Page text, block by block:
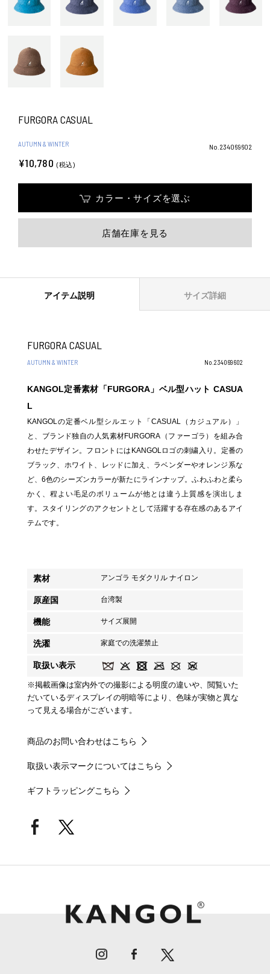
FURGORA CASUAL
AUTUMN & WINTER No.234069602
¥10,780 (税込)
カラー・サイズを選ぶ
店舗在庫を見る
アイテム説明 サイズ詳細
FURGORA CASUAL
AUTUMN & WINTER No.234069602
KANGOL定番素材「FURGORA」ベル型ハット CASUA
L
KANGOLの定番ベル型シルエット「CASUAL（カジュアル）」
と、ブランド独自の人気素材FURGORA（ファーゴラ）を組み合
わせたデザイン。フロントにはKANGOLロゴの刺繍入り。定番の
ブラック、ホワイト、レッドに加え、ラベンダーやオレンジ系な
ど、6色のシーズンカラーが新たにラインナップ。ふわふわと柔ら
かく、程よい毛足のボリュームが他とは違う上質感を演出しま
す。スタイリングのアクセントとして活躍する存在感のあるアイ
テムです。
素材 アンゴラ モダクリル ナイロン
原産国 台湾製
機能 サイズ展開
洗濯 家庭での洗濯禁止
取扱い表示
※掲載画像は室内外での撮影による明度の違いや、閲覧いた
だいているディスプレイの明暗等により、色味が実物と異な
って見える場合がございます。
商品のお問い合わせはこちら
取扱い表示マークについてはこちら
ギフトラッピングこちら